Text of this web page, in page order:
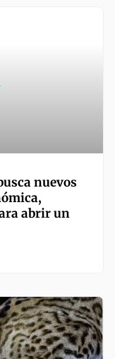
nuevos
abrir un